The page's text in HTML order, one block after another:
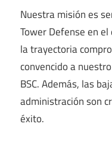
Nuestra misión es
Tower Defense en
la trayectoria
convencido a
BSC. Además, las
administración son
éxito.